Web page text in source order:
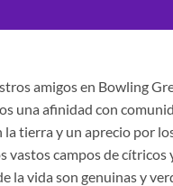
amigos en Bowling
una afinidad con
tierra y un aprecio por
vastos campos de
la vida son genuinas y